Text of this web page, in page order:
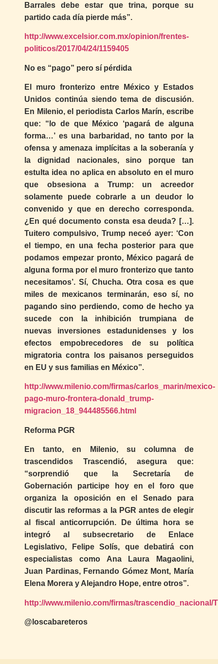
Barrales debe estar que trina, porque su
partido cada día pierde más”.
http://www.excelsior.com.mx/opinion/frentes-
politicos/2017/04/24/1159405
No es “pago” pero sí pérdida
El muro fronterizo entre México y Estados
Unidos continúa siendo tema de discusión.
En Milenio, el periodista Carlos Marín, escribe
que: “lo de que México ‘pagará de alguna
forma…’ es una barbaridad, no tanto por la
ofensa y amenaza implícitas a la soberanía y
la dignidad nacionales, sino porque tan
estulta idea no aplica en absoluto en el muro
que obsesiona a Trump: un acreedor
solamente puede cobrarle a un deudor lo
convenido y que en derecho corresponda.
¿En qué documento consta esa deuda? […].
Tuitero compulsivo, Trump neceó ayer: ‘Con
el tiempo, en una fecha posterior para que
podamos empezar pronto, México pagará de
alguna forma por el muro fronterizo que tanto
necesitamos’. Sí, Chucha. Otra cosa es que
miles de mexicanos terminarán, eso sí, no
pagando sino perdiendo, como de hecho ya
sucede con la inhibición trumpiana de
nuevas inversiones estadunidenses y los
efectos empobrecedores de su política
migratoria contra los paisanos perseguidos
en EU y sus familias en México”.
http://www.milenio.com/firmas/carlos_marin/mexico-
pago-muro-frontera-donald_trump-
migracion_18_944485566.html
Reforma PGR
En tanto, en Milenio, su columna de
trascendidos Trascendió, asegura que:
“sorprendió que la Secretaría de
Gobernación participe hoy en el foro que
organiza la oposición en el Senado para
discutir las reformas a la PGR antes de elegir
al fiscal anticorrupción. De última hora se
integró al subsecretario de Enlace
Legislativo, Felipe Solís, que debatirá con
especialistas como Ana Laura Magaolini,
Juan Pardinas, Fernando Gómez Mont, María
Elena Morera y Alejandro Hope, entre otros”.
http://www.milenio.com/firmas/trascendio_nacional/
@loscabareteros